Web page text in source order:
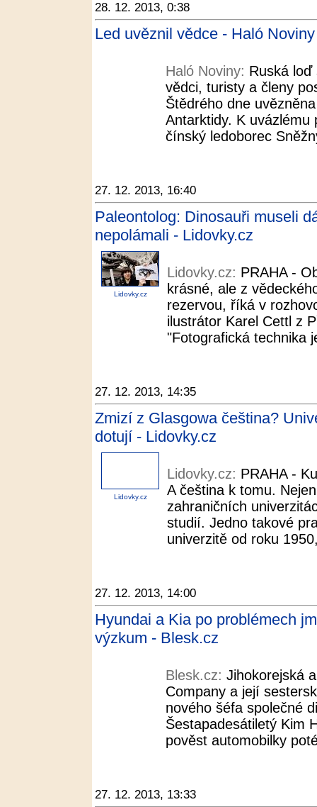
28. 12. 2013, 0:38
Led uvěznil vědce - Haló Noviny
Haló Noviny: Ruská loď
vědci, turisty a členy
Štědrého dne
Antarktidy. K uvázlému
čínský ledoborec
27. 12. 2013, 16:40
Paleontolog: Dinosauři museli
nepolámali - Lidovky.cz
Lidovky.cz
Lidovky.cz: PRAHA -
krásné, ale z
rezervou, říká v
ilustrátor Karel Cettl z
"Fotografická technika
27. 12. 2013, 14:35
Zmizí z Glasgowa čeština?
dotují - Lidovky.cz
Lidovky.cz
Lidovky.cz: PRAHA -
A čeština k tomu.
zahraničních
studií. Jedno takové
univerzitě od roku
27. 12. 2013, 14:00
Hyundai a Kia po problémech
výzkum - Blesk.cz
Blesk.cz: Jihokorejská
Company a její
nového šéfa společné
Šestapadesátiletý Kim
pověst automobilky
27. 12. 2013, 13:33